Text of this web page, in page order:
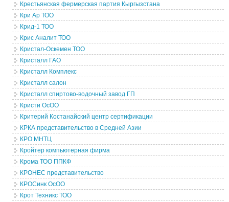
Крестьянская фермерская партия Кыргызстана
Кри Ар ТОО
Крид-1 ТОО
Крис Аналит ТОО
Кристал-Оскемен ТОО
Кристалл ГАО
Кристалл Комплекс
Кристалл салон
Кристалл спиртово-водочный завод ГП
Кристи ОсОО
Критерий Костанайский центр сертификации
КРКА представительство в Средней Азии
КРО МНТЦ
Кройтер компьютерная фирма
Крома ТОО ППКФ
КРОНЕС представительство
КРОСинк ОсОО
Крот Техникс ТОО